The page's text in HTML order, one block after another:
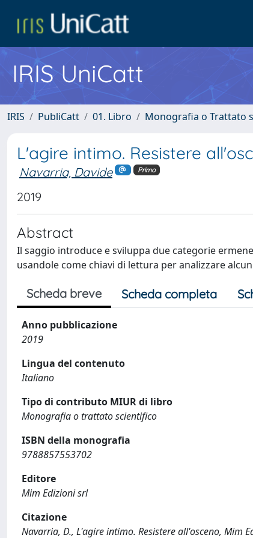
IRIS UniCatt
IRIS PubliCatt 01. Libro Monografia o Trattato
L'agire intimo. Resistere
Navarria, Davide Primo
2019
Abstract
Il saggio introduce e sviluppa due categorie
usandole come chiavi di lettura per analizzare
Scheda breve Scheda completa
Anno pubblicazione
2019
Lingua del contenuto
Italiano
Tipo di contributo MIUR di libro
Monografia o trattato scientifico
ISBN della monografia
9788857553702
Editore
Mim Edizioni srl
Citazione
Navarria, D., L'agire intimo. Resistere all'osceno,